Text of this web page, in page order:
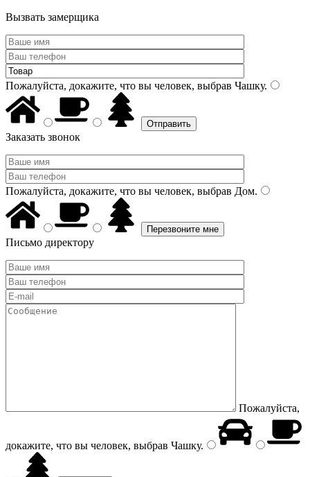
Вызвать замерщика
Пожалуйста, докажите, что вы человек, выбрав Чашку.
Заказать звонок
Пожалуйста, докажите, что вы человек, выбрав Дом.
Письмо директору
Пожалуйста,
докажите, что вы человек, выбрав Чашку.